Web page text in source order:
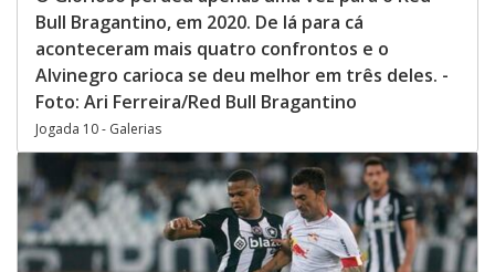
Bull Bragantino, em 2020. De lá para cá
aconteceram mais quatro confrontos e o
Alvinegro carioca se deu melhor em três deles. -
Foto: Ari Ferreira/Red Bull Bragantino
Jogada 10 - Galerias